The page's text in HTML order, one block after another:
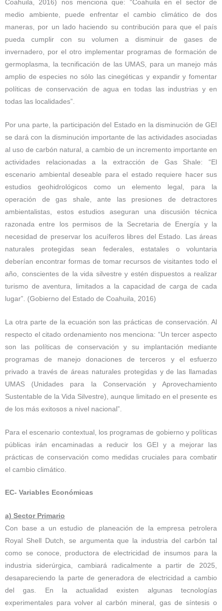
Coahuila, 2016) nos menciona que: “Coahuila en el sector de
medio ambiente, puede enfrentar el cambio climático de dos
maneras, por un lado haciendo su contribución para que el país
pueda cumplir con su volumen a disminuir de gases de
invernadero, por el otro implementar programas de formación de
germoplasma, la tecnificación de las UMAS, para un manejo más
amplio de especies no sólo las cinegéticas y expandir y fomentar
políticas de conservación de agua en todas las industrias y en
todas las localidades”.
Por una parte, la participación del Estado en la disminución de GEI
se dará con la disminución importante de las actividades asociadas
al uso de carbón natural, a cambio de un incremento importante en
actividades relacionadas a la extracción de Gas Shale: “El
escenario ambiental deseable para el estado requiere hacer sus
estudios geohidrológicos como un elemento legal, para la
operación de gas shale, ante las presiones de detractores
ambientalistas, estos estudios aseguran una discusión técnica
razonada entre los permisos de la Secretaria de Energía y la
necesidad de preservar los acuíferos libres del Estado. Las áreas
naturales protegidas sean federales, estatales o voluntaria
deberían encontrar formas de tomar recursos de visitantes todo el
año, conscientes de la vida silvestre y estén dispuestos a realizar
turismo de aventura, limitados a la capacidad de carga de cada
lugar”. (Gobierno del Estado de Coahuila, 2016)
La otra parte de la ecuación son las prácticas de conservación. Al
respecto el citado ordenamiento nos menciona: “Un tercer aspecto
son las políticas de conservación y su implantación mediante
programas de manejo donaciones de terceros y el esfuerzo
privado a través de áreas naturales protegidas y de las llamadas
UMAS (Unidades para la Conservación y Aprovechamiento
Sustentable de la Vida Silvestre), aunque limitado en el presente es
de los más exitosos a nivel nacional”.
Para el escenario contextual, los programas de gobierno y políticas
públicas irán encaminadas a reducir los GEI y a mejorar las
prácticas de conservación como medidas cruciales para combatir
el cambio climático.
EC- Variables Económicas
a) Sector Primario
Con base a un estudio de planeación de la empresa petrolera
Royal Shell Dutch, se argumenta que la industria del carbón tal
como se conoce, productora de electricidad de insumos para la
industria siderúrgica, cambiará radicalmente a partir de 2025,
desapareciendo la parte de generadora de electricidad a cambio
del gas. En la actualidad existen algunas tecnologías
experimentales para volver al carbón mineral, gas de síntesis o